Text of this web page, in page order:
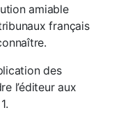
amiable
français
des
l’éditeur aux